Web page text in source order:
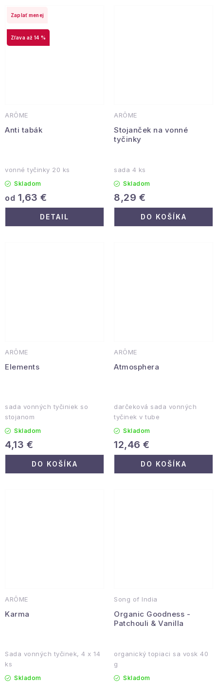
ARÔME
Anti tabák
až 14 %
Zaplať menej
vonné tyčinky 20 ks
Skladom
od 1,63 €
DETAIL
ARÔME
Stojanček na vonné
tyčinky
sada 4 ks
Skladom
8,29 €
DO KOŠÍKA
ARÔME
Elements
sada vonných tyčiniek so
stojanom
Skladom
4,13 €
DO KOŠÍKA
ARÔME
Atmosphera
darčeková sada vonných
tyčinek v tube
Skladom
12,46 €
DO KOŠÍKA
ARÔME
Karma
Sada vonných tyčinek, 4 x 14
ks
Skladom
Song of India
Organic Goodness -
Patchouli & Vanilla
organický topiaci sa vosk 40
g
Skladom